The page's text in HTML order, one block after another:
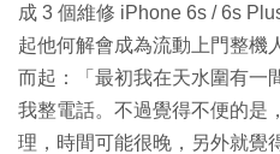
成 3 個維修 iPhone 6s / 6s
起他何解會成為流動上門整機
而起：「最初我在天水圍有一
我整電話。不過覺得不便的是
理，時間可能很晚，另外就覺